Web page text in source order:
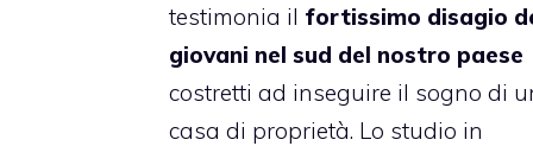
testimonia il fortissimo disagio
giovani nel sud del nostro paese
costretti ad inseguire il sogno di
casa di proprietà. Lo studio in